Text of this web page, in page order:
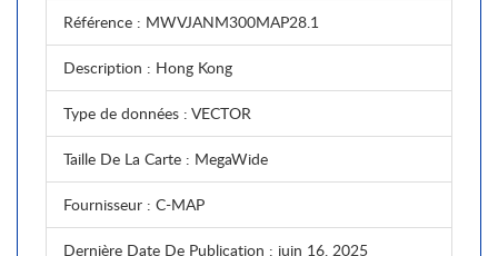
Référence : MWVJANM300MAP28.1
Description : Hong Kong
Type de données : VECTOR
Taille De La Carte : MegaWide
Fournisseur : C-MAP
Dernière Date De Publication : juin 16, 2025